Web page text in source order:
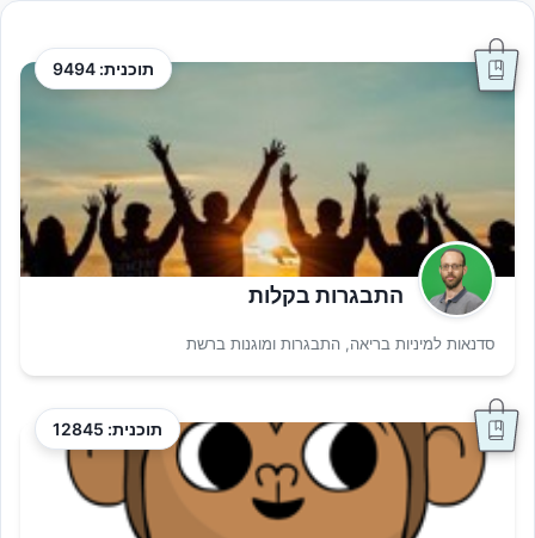
תוכנית: 9494
התבגרות בקלות
סדנאות למיניות בריאה, התבגרות ומוגנות ברשת
תוכנית: 12845